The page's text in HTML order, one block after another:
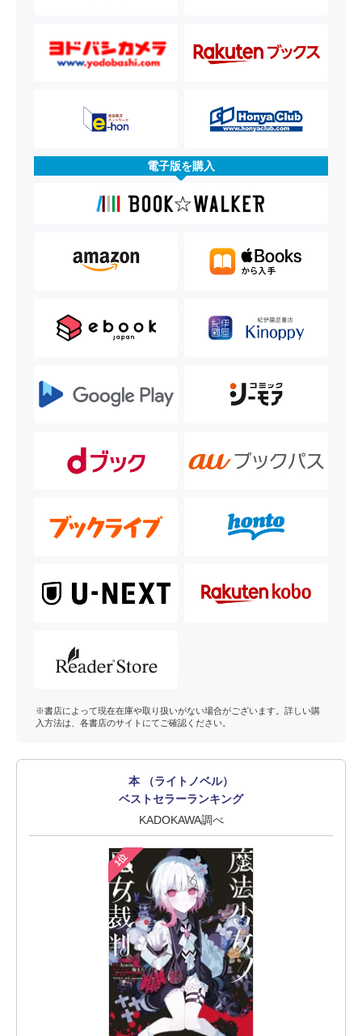
電子版を購入
※書店によって現在在庫や取り扱いがない場合がございます。詳しい購
入方法は、各書店のサイトにてご確認ください。
本 （ライトノベル）
ベストセラーランキング
KADOKAWA調べ
1位